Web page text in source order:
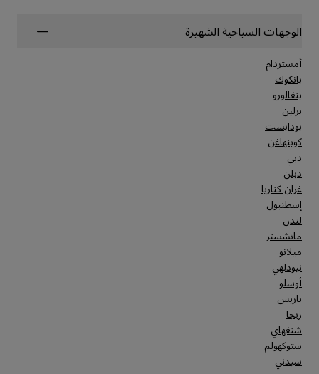
الموقع
النظافة
الوجهات السياحية الشهيرة
أمستردام
بانكوك
بنغالورو
برلين
بودابست
كوبنهاغن
دبي
دبلن
غران كناريا
إسطنبول
لندن
مانشستر
ميلانو
نيودلهي
أوسلو
باريس
ريجا
شنغهاي
ستوكهولم
سيدني